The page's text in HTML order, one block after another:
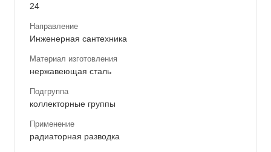
24
Направление
Инженерная сантехника
Материал изготовления
нержавеющая сталь
Подгруппа
коллекторные группы
Применение
радиаторная разводка